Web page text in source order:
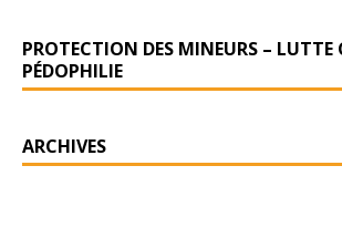
PROTECTION DES MINEURS – LUTTE
PÉDOPHILIE
ARCHIVES